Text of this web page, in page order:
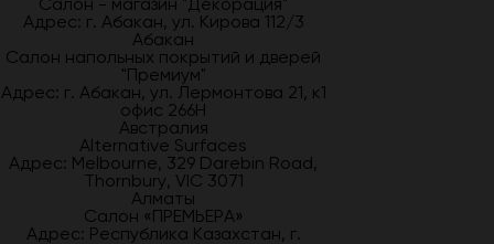
Адрес: г. Абакан, ул. Кирова 112/3
Абакан
Салон напольных покрытий и дверей
"Премиум"
Адрес: г. Абакан, ул. Лермонтова 21, к1
офис 266Н
Австралия
Alternative Surfaces
Адрес: Melbourne, 329 Darebin Road,
Thornbury, VIC 3071
Алматы
Салон «ПРЕМЬЕРА»
Адрес: Республика Казахстан, г.